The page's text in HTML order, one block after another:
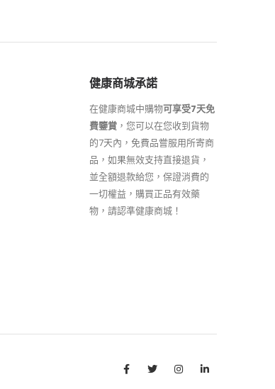
健康商城承諾
在健康商城中購物可享受7天免
費鑒賞 ，您可以在您收到貨物
的7天內，免費品嘗服用所寄商
品，如果無效支持直接退貨，
並全額退款給您，保證消費的
一切權益，購買正品有效藥
物，請認準健康商城！